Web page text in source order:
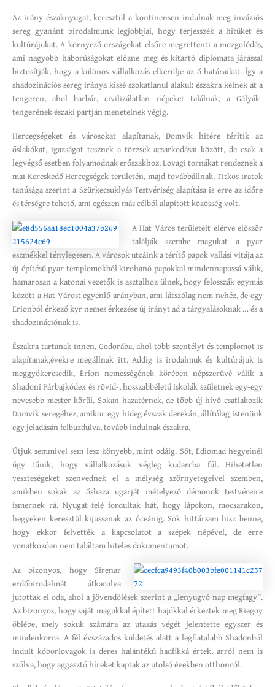
Az irány északnyugat, keresztül a kontinensen indulnak meg inváziós
sereg gyanánt birodalmunk legjobbjai, hogy terjesszék a hitüket és
kultúrájukat. A környező országokat elsőre megrettenti a mozgolódás,
ami nagyobb háborúságokat előzne meg és kitartó diplomata járással
biztosítják, hogy a különös vállalkozás elkerülje az ő határaikat. Így a
shadozinációs sereg iránya kissé szokatlanul alakul: északra kelnek át a
tengeren, ahol barbár, civilizálatlan népeket találnak, a Gályák-
tengerének északi partján menetelnek végig.
Hercegségeket és városokat alapítanak, Domvik hitére térítik az
őslakókat, igazságot tesznek a törzsek acsarkodásai között, de csak a
legvégső esetben folyamodnak erőszakhoz. Lovagi tornákat rendeznek a
mai Kereskedő Hercegségek területén, majd továbbállnak. Titkos iratok
tanúsága szerint a Szürkecsuklyás Testvériség alapítása is erre az időre
és térségre tehető, ami egészen más célból alapított közösség volt.
A Hat Város területeit elérve először
találják szembe magukat a pyar
eszmékkel ténylegesen. A városok utcáink a térítő papok vallási vitája az
új építésű pyar templomokból kirohanó papokkal mindennapossá válik,
hamarosan a katonai vezetők is asztalhoz ülnek, hogy felosszák egymás
között a Hat Várost egyenlő arányban, ami látszólag nem nehéz, de egy
Erionból érkező kyr nemes érkezése új irányt ad a tárgyalásoknak … és a
shadozinációnak is.
Északra tartanak innen, Godorába, ahol több szentélyt és templomot is
alapítanak,évekre megállnak itt. Addig is irodalmuk és kultúrájuk is
meggyökeresedik, Erion nemességének körében népszerűvé válik a
Shadoni Párbajkódex és rövid-, hosszabbéletű iskolák születnek egy-egy
nevesebb mester körül. Sokan hazatérnek, de több új hívő csatlakozik
Domvik seregéhez, amikor egy hideg évszak derekán, állítólag istenünk
egy jeladásán felbuzdulva, tovább indulnak északra.
Útjuk semmivel sem lesz könyebb, mint odáig. Sőt, Ediomad hegyeinél
úgy tűnik, hogy vállalkozásuk végleg kudarcba fúl. Hihetetlen
veszteségeket szenvednek el a mélység szörnyetegeivel szemben,
amikben sokak az őshaza ugarját mételyező démonok testvéreire
ismernek rá. Nyugat felé fordultak hát, hogy lápokon, mocsarakon,
hegyeken keresztül kijussanak az óceánig. Sok hittársam hisz benne,
hogy ekkor felvették a kapcsolatot a szépek népével, de erre
vonatkozóan nem találtam hiteles dokumentumot.
Az bizonyos, hogy Sirenar
erdőbirodalmát átkarolva
jutottak el oda, ahol a jövendölések szerint a „lenyugvó nap megfagy”.
Az bizonyos, hogy saját magukkal épített hajókkal érkeztek meg Riegoy
öblébe, mely sokuk számára az utazás végét jelentette egyszer és
mindenkorra. A fél évszázados küldetés alatt a legfiatalabb Shadonból
indult kóborlovagok is deres halántékú hadfikká értek, arról nem is
szólva, hogy aggasztó híreket kaptak az utolsó években otthonról.